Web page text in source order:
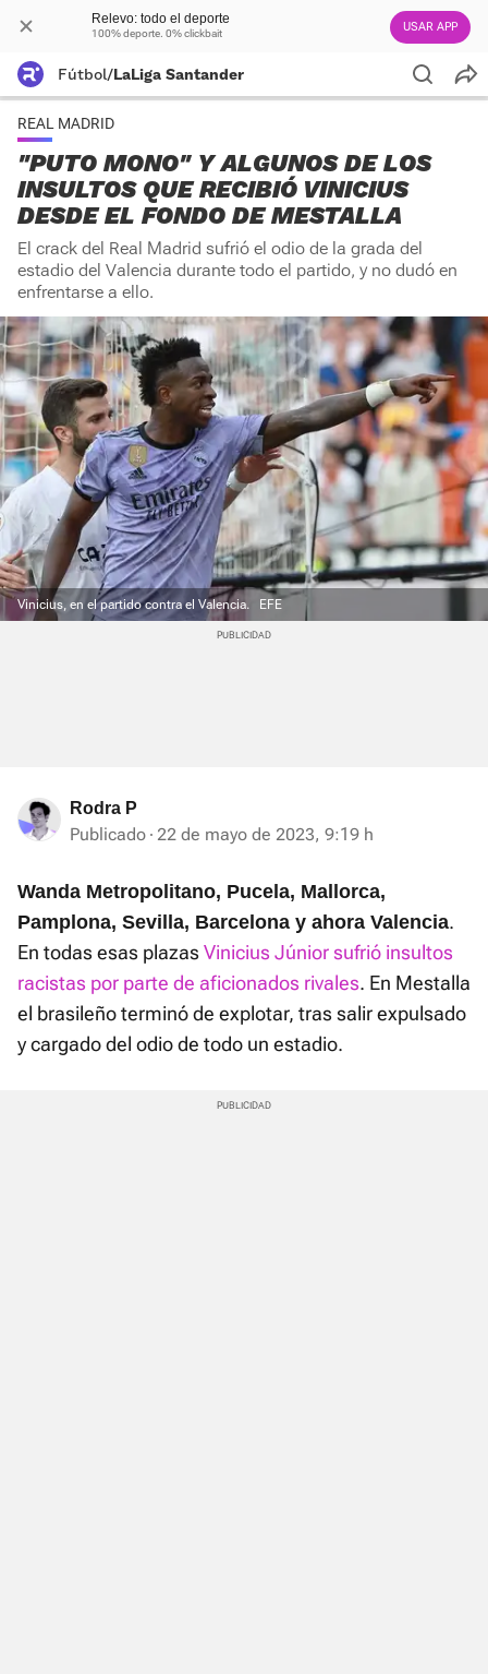
Relevo: todo el deporte
100% deporte. 0% clickbait USAR APP
Fútbol/LaLiga Santander
REAL MADRID
"PUTO MONO" Y ALGUNOS DE LOS
INSULTOS QUE RECIBIÓ VINICIUS
DESDE EL FONDO DE MESTALLA
El crack del Real Madrid sufrió el odio de la grada del
estadio del Valencia durante todo el partido, y no dudó en
enfrentarse a ello.
Vinicius, en el partido contra el Valencia. EFE
Rodra P
Publicado 22 de mayo de 2023, 9:19 h
Wanda Metropolitano, Pucela, Mallorca,
Pamplona, Sevilla, Barcelona y ahora Valencia.
En todas esas plazasVinicius Júnior sufrió insultos
racistas por parte de aficionados rivales. En Mestalla
el brasileño terminó de explotar, tras salir expulsado
y cargado del odio de todo un estadio.